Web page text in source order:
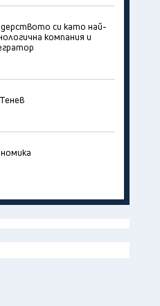
си като най-
компания и